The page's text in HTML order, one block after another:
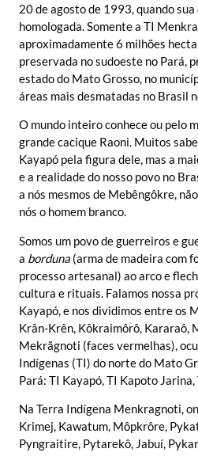
20 de agosto de 1993, quando
homologada. Somente a TI
aproximadamente 6 milhões
preservada no sudoeste no Pará,
estado do Mato Grosso, no
áreas mais desmatadas no Brasil
O mundo inteiro conhece ou pelo
grande cacique Raoni. Muitos
Kayapó pela figura dele, mas a
e a realidade do nosso povo no
a nós mesmos de Mebêngôkre,
nós o homem branco.
Somos um povo de guerreiros e
a borduna (arma de madeira com
processo artesanal) ao arco e
cultura e rituais. Falamos nossa
Kayapó, e nos dividimos entre os
Krân-Krên, Kôkraimôrô, Kararaô,
Mekrãgnoti (faces vermelhas),
Indígenas (TI) do norte do Mato
Pará: TI Kayapó, TI Kapoto
Na Terra Indígena Menkragnoti,
Krimej, Kawatum, Môpkrôre,
Pyngraitire, Pytarekô, Jabuí,